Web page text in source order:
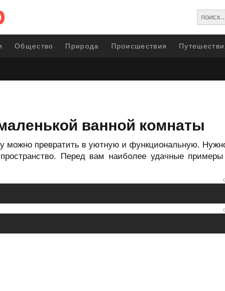
Общество Природа Происшествия
ванной комнаты
превратить в уютную и функциональную.
Перед вам наиболее удачные